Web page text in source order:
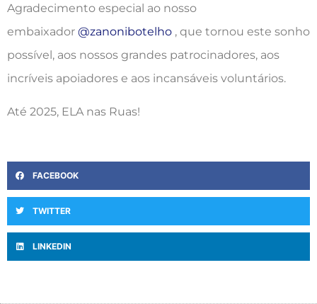
Agradecimento especial ao nosso
embaixador @zanonibotelho , que tornou este sonho
possível, aos nossos grandes patrocinadores, aos
incríveis apoiadores e aos incansáveis voluntários.
Até 2025, ELA nas Ruas!
FACEBOOK
TWITTER
LINKEDIN